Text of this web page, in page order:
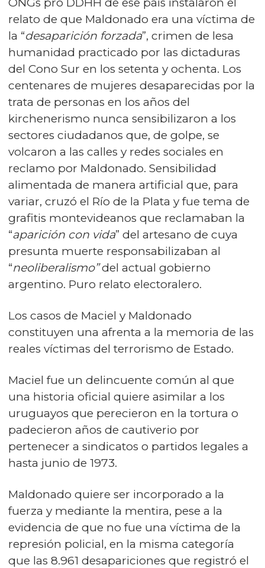
relato de que Maldonado era una víctima de
la “desaparición forzada”, crimen de lesa
humanidad practicado por las dictaduras
del Cono Sur en los setenta y ochenta. Los
centenares de mujeres desaparecidas por la
trata de personas en los años del
kirchenerismo nunca sensibilizaron a los
sectores ciudadanos que, de golpe, se
volcaron a las calles y redes sociales en
reclamo por Maldonado. Sensibilidad
alimentada de manera artificial que, para
variar, cruzó el Río de la Plata y fue tema de
grafitis montevideanos que reclamaban la
“aparición con vida” del artesano de cuya
presunta muerte responsabilizaban al
“neoliberalismo”del actual gobierno
argentino. Puro relato electoralero.
Los casos de Maciel y Maldonado
constituyen una afrenta a la memoria de las
reales víctimas del terrorismo de Estado.
Maciel fue un delincuente común al que
una historia oficial quiere asimilar a los
uruguayos que perecieron en la tortura o
padecieron años de cautiverio por
pertenecer a sindicatos o partidos legales a
hasta junio de 1973.
Maldonado quiere ser incorporado a la
fuerza y mediante la mentira, pese a la
evidencia de que no fue una víctima de la
represión policial, en la misma categoría
que las 8.961 desapariciones que registró el